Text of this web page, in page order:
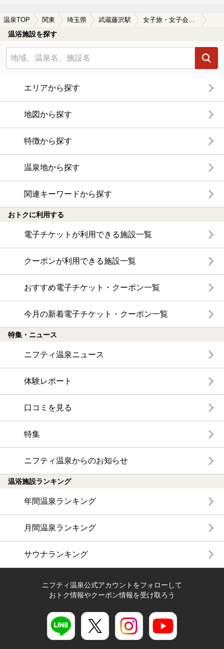
温泉TOP 関東 埼玉県 武蔵藤沢駅 女子旅・女子会におすすめの武蔵藤沢駅近くの温泉、日帰り温泉、スーパー銭湯おすすめ
温浴施設を探す
エリアから探す
地図から探す
特徴から探す
温泉地から探す
関連キーワードから探す
おトクに利用する
電子チケットが利用できる施設一覧
クーポンが利用できる施設一覧
おすすめ電子チケット・クーポン一覧
今月の新着電子チケット・クーポン一覧
特集・ニュース
ニフティ温泉ニュース
体験レポート
口コミを見る
特集
ニフティ温泉からのお知らせ
温浴施設ランキング
年間温泉ランキング
月間温泉ランキング
サウナランキング
ニフティ温泉公式アカウントをフォローして
おトク情報やクーポン情報を受け取ろう